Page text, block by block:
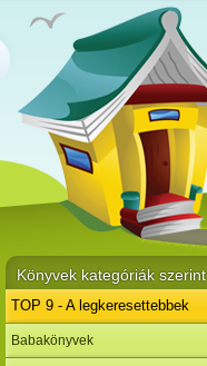
Könyvek kategóriák szerint
TOP 9 - A legkeresettebbek
Babakönyvek